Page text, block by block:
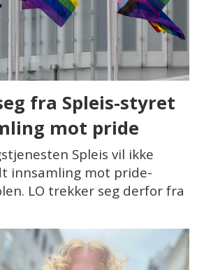
fra Spleis-styret
mot pride
Spleis vil ikke
innsamling mot pride-
LO trekker seg derfor fra